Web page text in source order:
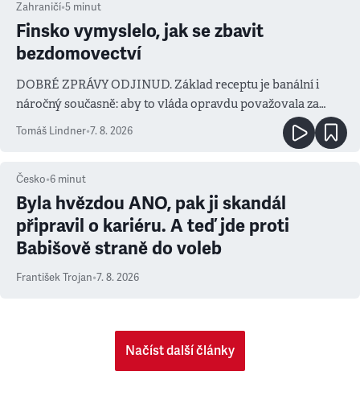
Zahraničí•5 minut
Finsko vymyslelo, jak se zbavit
bezdomovectví
DOBRÉ ZPRÁVY ODJINUD. Základ receptu je banální i
náročný současně: aby to vláda opravdu považovala za
prioritu
Tomáš Lindner•7. 8. 2026
Česko•6 minut
Byla hvězdou ANO, pak ji skandál
připravil o kariéru. A teď jde proti
Babišově straně do voleb
František Trojan•7. 8. 2026
Načíst další články